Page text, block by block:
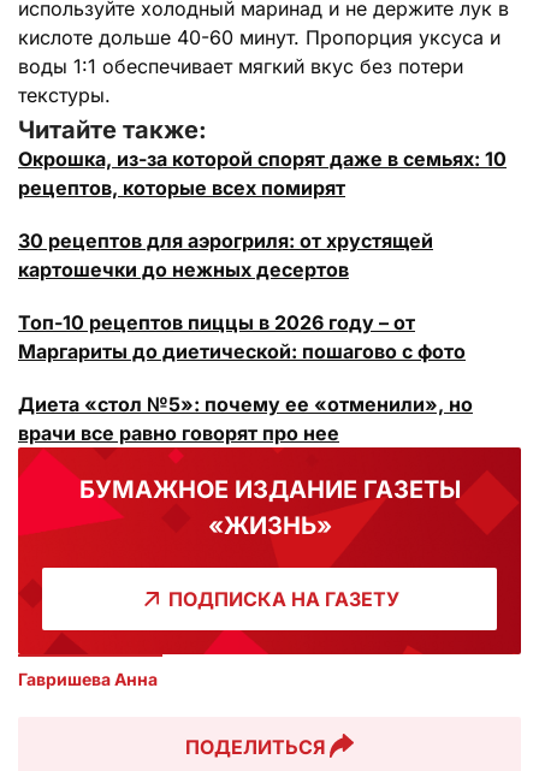
используйте холодный маринад и не держите лук в
кислоте дольше 40-60 минут. Пропорция уксуса и
воды 1:1 обеспечивает мягкий вкус без потери
текстуры.
Читайте также:
Окрошка, из-за которой спорят даже в семьях: 10
рецептов, которые всех помирят
30 рецептов для аэрогриля: от хрустящей
картошечки до нежных десертов
Топ-10 рецептов пиццы в 2026 году – от
Маргариты до диетической: пошагово с фото
Диета «стол №5»: почему ее «отменили», но
врачи все равно говорят про нее
БУМАЖНОЕ ИЗДАНИЕ ГАЗЕТЫ
«ЖИЗНЬ»
ПОДПИСКА НА ГАЗЕТУ
Гавришева Анна
ПОДЕЛИТЬСЯ